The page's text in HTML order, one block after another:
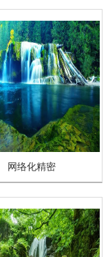
网络化精密